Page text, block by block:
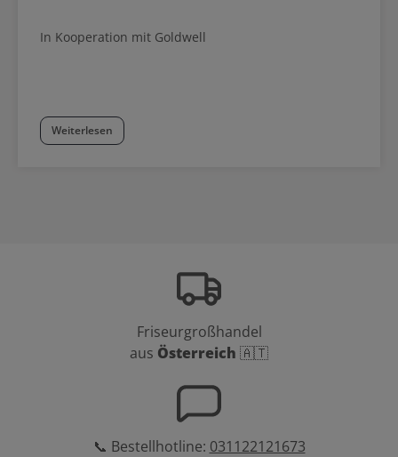
In Kooperation mit Goldwell
Weiterlesen
Friseurgroßhandel
aus Österreich 🇦🇹
📞 Bestellhotline: 031122121673